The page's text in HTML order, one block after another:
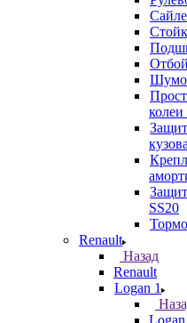
колеи
SS20
Renault
Назад
Renault
Logan 1
Logan